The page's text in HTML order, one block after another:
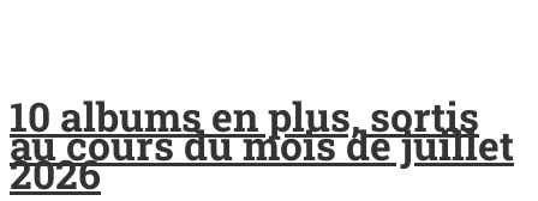
10 albums en plus, sortis
au cours du mois de juillet
2026